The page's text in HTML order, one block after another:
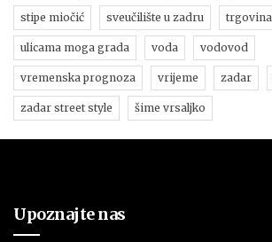
stipe miočić sveučilište u zadru trgovina
ulicama moga grada voda vodovod
vremenska prognoza vrijeme zadar
zadar street style šime vrsaljko
Upoznajte nas